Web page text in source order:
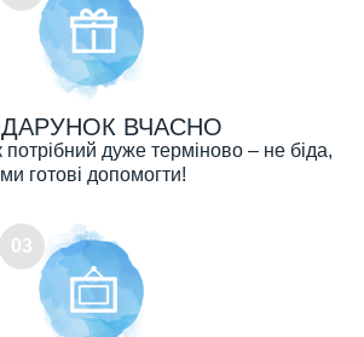
ВЧАСНО
дуже терміново – не біда,
ми готові допомогти!
03